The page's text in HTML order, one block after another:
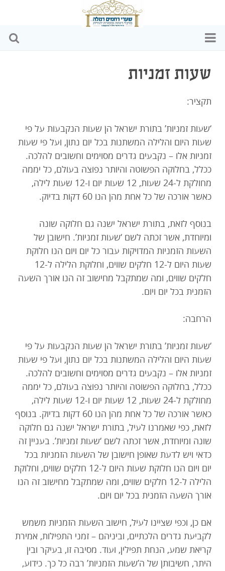
כתבות ומאמרים
וידאו
שקיפות כספית
תרמו עכשיו
שעות זמניות
תקציר:
‘שעות זמניות’ בתורת ישראל הן שעות הנקבעות על פי
שעות היום והלילה המשתנות בכל יום נתון, ועל פי שעות
זמניות אלו – נקבעים גדרים מסוימים וחשובים להלכה.
ככלל, בחלוקה הפשוטה והיותר נפוצה בעולם, כל יממה
מחולקת ל-24 שעות, 12 שעות יום ו-12 שעות לילה,
כאשר אורכה של כל אחת מהן הנו 60 דקות בדיוק.
בנוסף לזאת, בתורת ישראל ישנה גם חלוקה שונה
ומיוחדת, אשר זכתה לשם ‘שעות זמניות’. חישובן של
השעות הזמניות המדויקות עבור כל יום ויום הנו חלוקת
שעות היום ל-12 חלקים שווים, וחלוקת הלילה ל-12
חלקים שווים, ומה שמתקבל מחישוב זה הנו אורך השעה
הזמנית בכל יום ויום.
הרחבה:
‘שעות זמניות’ בתורת ישראל הן שעות הנקבעות על פי
שעות היום והלילה המשתנות בכל יום נתון, ועל פי שעות
זמניות אלו – נקבעים גדרים מסוימים וחשובים להלכה.
ככלל, בחלוקה הפשוטה והיותר נפוצה בעולם, כל יממה
מחולקת ל-24 שעות, 12 שעות יום ו-12 שעות לילה,
כאשר אורכה של כל אחת מהן הנו 60 דקות בדיוק. בנוסף
לזאת, כפי שאמרנו לעיל, בתורת ישראל ישנה גם חלוקה
שונה ומיוחדת, אשר זכתה לשם ‘שעות זמניות’. בעניין זה
כדאי ויש לדעת שאופן חישובן של השעות הזמניות בכל
יום ויום הנו חלוקת שעות היום ל-12 חלקים שווים, וחלוקת
הלילה ל-12 חלקים שווים, ומה שמתקבל מחישוב זה הנו
אורך השעה הזמנית בכל יום ויום.
אם כן, וכפי שציינו לעיל, חישוב השעות הזמניות משמש
לקביעת גדרים הלכתיים, וביניהם – זמני התפילות, אמירת
קריאת שמע, הנחת תפילין, ועוד. מסיבה זו, בעיקר ובין
היתר, חשיבותן של ה’שעות הזמניות’ רבה כל כך. כידוע,